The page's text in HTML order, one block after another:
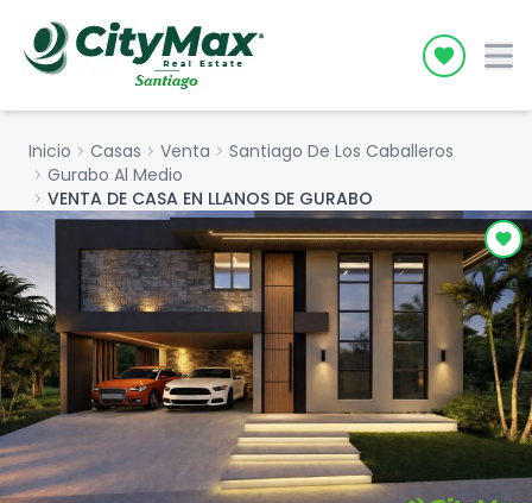
Icon
Inicio chevron_right Casas chevron_right Venta chevron_right Santiago De Los Caballeros
chevron_right Gurabo Al Medio
chevron_right VENTA DE CASA EN LLANOS DE GURABO